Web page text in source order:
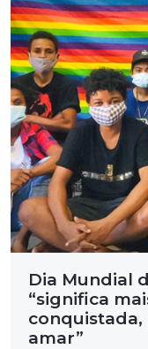
Dia Mundial
“significa
amar”